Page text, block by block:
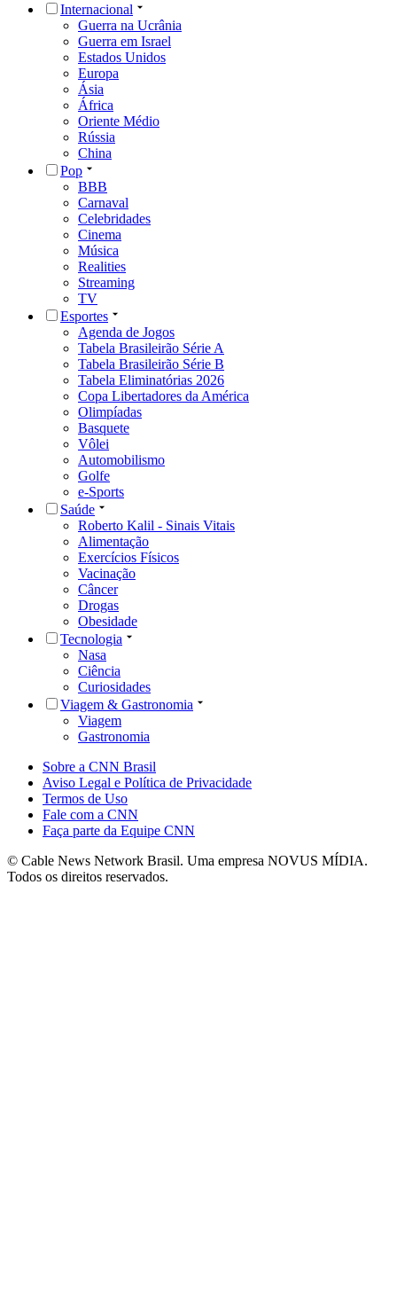
Internacional
Guerra na Ucrânia
Guerra em Israel
Estados Unidos
Europa
Ásia
África
Oriente Médio
Rússia
China
Pop
BBB
Carnaval
Celebridades
Cinema
Música
Realities
Streaming
TV
Esportes
Agenda de Jogos
Tabela Brasileirão Série A
Tabela Brasileirão Série B
Tabela Eliminatórias 2026
Copa Libertadores da América
Olimpíadas
Basquete
Vôlei
Automobilismo
Golfe
e-Sports
Saúde
Roberto Kalil - Sinais Vitais
Alimentação
Exercícios Físicos
Vacinação
Câncer
Drogas
Obesidade
Tecnologia
Nasa
Ciência
Curiosidades
Viagem & Gastronomia
Viagem
Gastronomia
Sobre a CNN Brasil
Aviso Legal e Política de Privacidade
Termos de Uso
Fale com a CNN
Faça parte da Equipe CNN
© Cable News Network Brasil. Uma empresa NOVUS MÍDIA.
Todos os direitos reservados.